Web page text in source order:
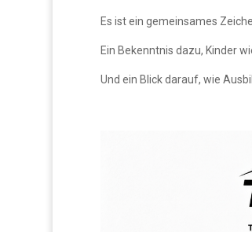
Es ist ein gemeinsames
Ein Bekenntnis dazu, Kinder
Und ein Blick darauf, wie